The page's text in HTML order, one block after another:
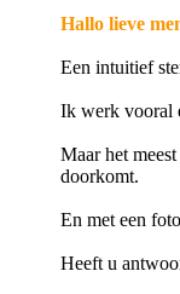
Hallo lieve
Een intuitief
Ik werk vooral
Maar het
doorkomt.
En met een
Heeft u